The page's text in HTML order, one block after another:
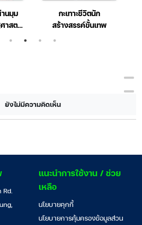
นมุม
าสตร์
กะเทาะชีวิตนัก
สร้างสรรค์ขั้นเทพ
ยังไม่มีความคิดเห็น
แนะนำการใช้งาน / ช่วย
เหลือ
นโยบายคุกกี้
นโยบายการคุ้มครองข้อมูลส่วน